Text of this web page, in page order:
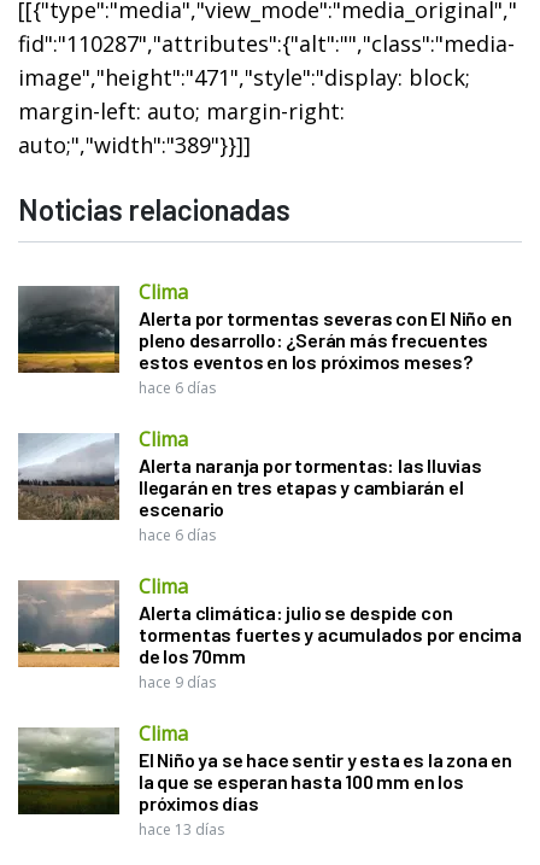
[[{"type":"media","view_mode":"media_original","
fid":"110287","attributes":{"alt":"","class":"media-
image","height":"471","style":"display: block;
margin-left: auto; margin-right:
auto;","width":"389"}}]]
Noticias relacionadas
Clima
Alerta por tormentas severas con El Niño en
pleno desarrollo: ¿Serán más frecuentes
estos eventos en los próximos meses?
hace 6 días
Clima
Alerta naranja por tormentas: las lluvias
llegarán en tres etapas y cambiarán el
escenario
hace 6 días
Clima
Alerta climática: julio se despide con
tormentas fuertes y acumulados por encima
de los 70mm
hace 9 días
Clima
El Niño ya se hace sentir y esta es la zona en
la que se esperan hasta 100 mm en los
próximos días
hace 13 días